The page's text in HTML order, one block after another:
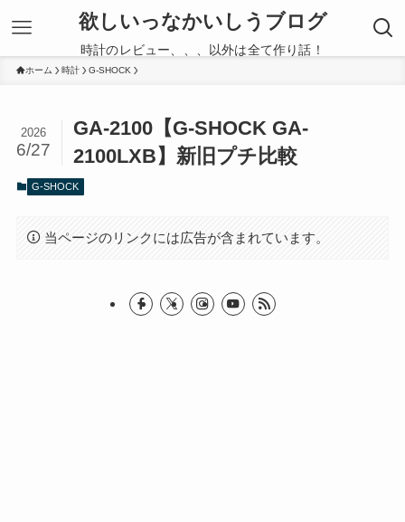
欲しいっなかいしうブログ
時計のレビュー、、、以外は全て作り話！
ホーム 時計 G-SHOCK
GA-2100【G-SHOCK GA-
2100LXB】新旧プチ比較
2026
6/27
G-SHOCK
当ページのリンクには広告が含まれています。